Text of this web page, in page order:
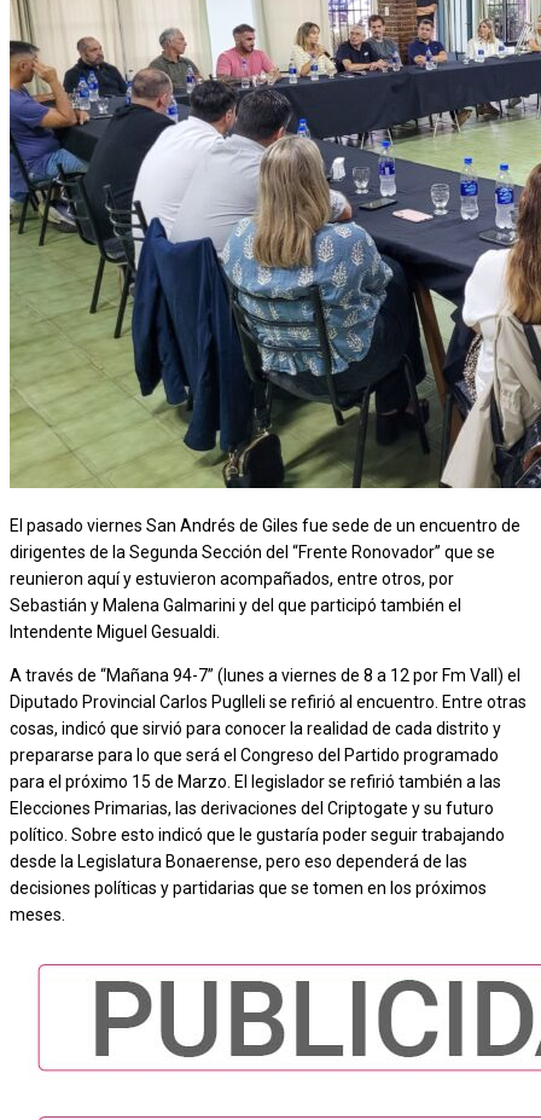
El pasado viernes San Andrés de Giles fue sede de un encuentro de
dirigentes de la Segunda Sección del “Frente Ronovador” que se
reunieron aquí y estuvieron acompañados, entre otros, por
Sebastián y Malena Galmarini y del que participó también el
Intendente Miguel Gesualdi.
A través de “Mañana 94-7” (lunes a viernes de 8 a 12 por Fm Vall) el
Diputado Provincial Carlos Puglleli se refirió al encuentro. Entre otras
cosas, indicó que sirvió para conocer la realidad de cada distrito y
prepararse para lo que será el Congreso del Partido programado
para el próximo 15 de Marzo. El legislador se refirió también a las
Elecciones Primarias, las derivaciones del Criptogate y su futuro
político. Sobre esto indicó que le gustaría poder seguir trabajando
desde la Legislatura Bonaerense, pero eso dependerá de las
decisiones políticas y partidarias que se tomen en los próximos
meses.